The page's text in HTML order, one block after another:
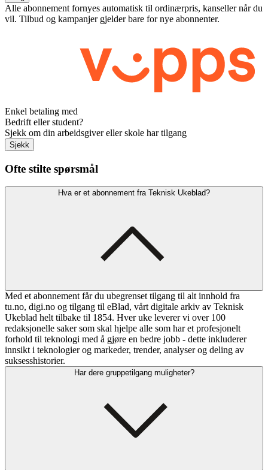
Alle abonnement fornyes automatisk til ordinærpris, kanseller når du
vil. Tilbud og kampanjer gjelder bare for nye abonnenter.
Enkel betaling med
Bedrift eller student?
Sjekk om din arbeidsgiver eller skole har tilgang
Sjekk
Ofte stilte spørsmål
Hva er et abonnement fra Teknisk Ukeblad?
Med et abonnement får du ubegrenset tilgang til alt innhold fra
tu.no, digi.no og tilgang til eBlad, vårt digitale arkiv av Teknisk
Ukeblad helt tilbake til 1854. Hver uke leverer vi over 100
redaksjonelle saker som skal hjelpe alle som har et profesjonelt
forhold til teknologi med å gjøre en bedre jobb - dette inkluderer
innsikt i teknologier og markeder, trender, analyser og deling av
suksesshistorier.
Har dere gruppetilgang muligheter?